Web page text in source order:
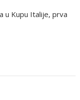
u Kupu Italije, prva